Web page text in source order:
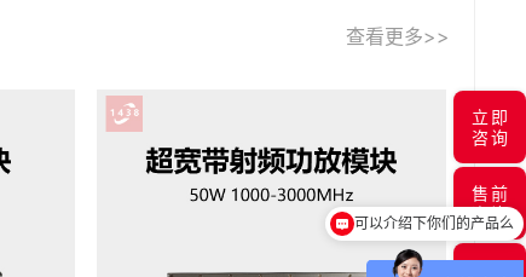
查看更多>>
立即
咨询
售前
咨询
可以介绍下你们的产品么